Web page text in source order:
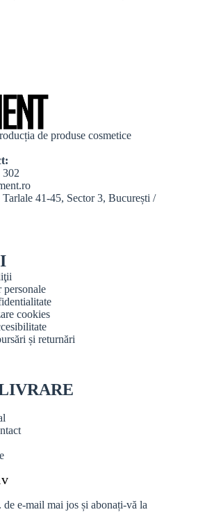
de produse cosmetice
302
41-45, Sector 3, București /
personale
cookies
și returnări
de e-mail mai jos și abonați-vă la